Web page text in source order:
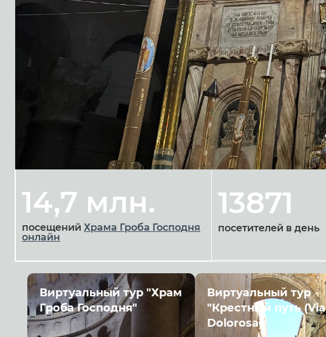
14,7 млн.
посещений Храма Гроба Господня
онлайн
13871
посетителей в день
Виртуальный тур "Храм
Гроба Господня"
Виртуальный тур
"Крестный путь (Via
Dolorosa)"